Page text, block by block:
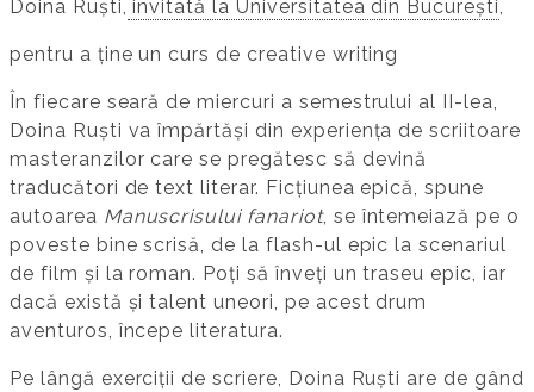
Doina Ruști, invitată la Universitatea din București,
pentru a ține un curs de creative writing
În fiecare seară de miercuri a semestrului al II-lea,
Doina Ruști va împărtăși din experiența de scriitoare
masteranzilor care se pregătesc să devină
traducători de text literar. Ficțiunea epică, spune
autoarea Manuscrisului fanariot, se întemeiază pe o
poveste bine scrisă, de la flash-ul epic la scenariul
de film și la roman. Poți să înveți un traseu epic, iar
dacă există și talent uneori, pe acest drum
aventuros, începe literatura.
Pe lângă exerciții de scriere, Doina Ruști are de gând